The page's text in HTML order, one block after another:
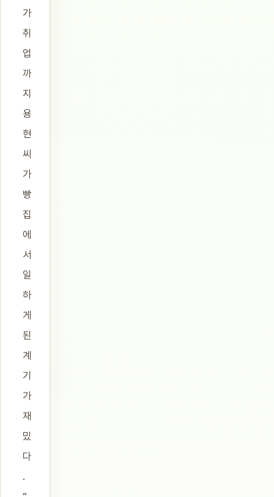
가
취
업
까
지
용
현
씨
가
빵
집
에
서
일
하
게
된
계
기
가
재
밌
다
.